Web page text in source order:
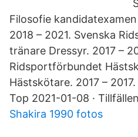
Filosofie
2018 – 2021. Svenska
tränare Dressyr. 2017 –
Ridsportförbundet
Hästskötare. 2017 –
Top 2021-01-08 ·
Shakira 1990 fotos